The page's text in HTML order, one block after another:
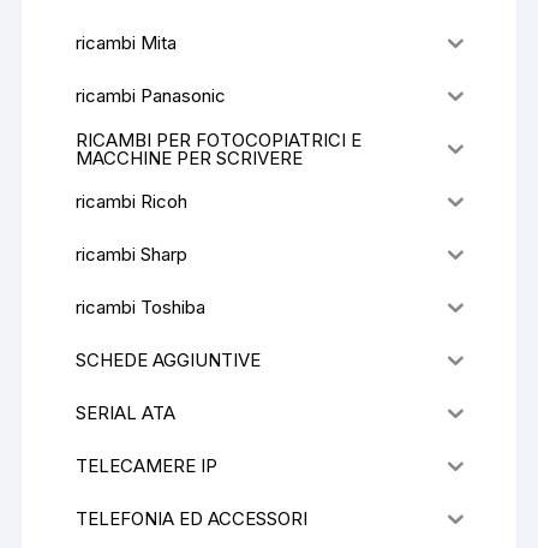
ricambi Mita
ricambi Panasonic
RICAMBI PER FOTOCOPIATRICI E
MACCHINE PER SCRIVERE
ricambi Ricoh
ricambi Sharp
ricambi Toshiba
SCHEDE AGGIUNTIVE
SERIAL ATA
TELECAMERE IP
TELEFONIA ED ACCESSORI